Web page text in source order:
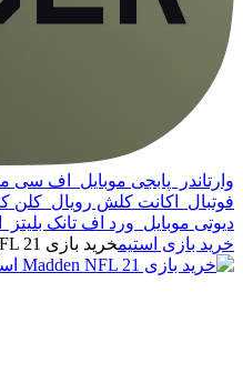
وارتاندر پابجی موبایل اف سی
فوتبال
اکانت کلش رویال کلن
دیوتی موبایل ورد اف تانک بلیتز
خرید بازی استیمخرید بازی Madden NFL 21 استیم | قانونی